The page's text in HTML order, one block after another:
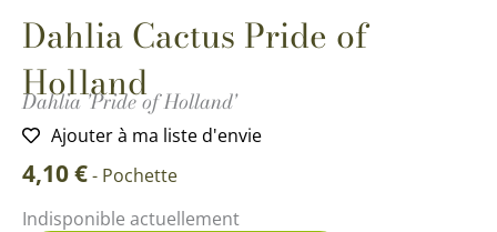
Dahlia Cactus Pride of
Holland
Dahlia 'Pride of Holland'
Ajouter à ma liste d'envie
4,10€- Pochette
Indisponible actuellement